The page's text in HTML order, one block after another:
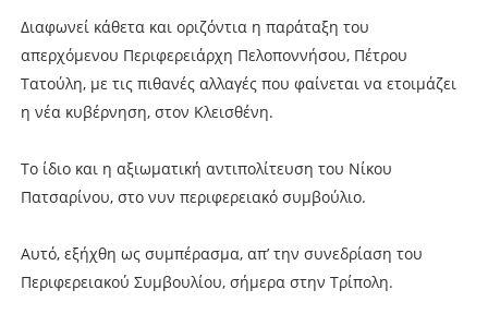
Διαφωνεί κάθετα και οριζόντια η παράταξη του
απερχόμενου Περιφερειάρχη Πελοποννήσου, Πέτρου
Τατούλη, με τις πιθανές αλλαγές που φαίνεται να ετοιμάζει
η νέα κυβέρνηση, στον Κλεισθένη.
Το ίδιο και η αξιωματική αντιπολίτευση του Νίκου
Πατσαρίνου, στο νυν περιφερειακό συμβούλιο.
Αυτό, εξήχθη ως συμπέρασμα, απ’ την συνεδρίαση του
Περιφερειακού Συμβουλίου, σήμερα στην Τρίπολη.